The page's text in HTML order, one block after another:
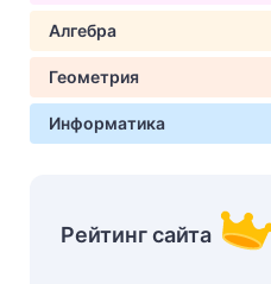
Алгебра
Геометрия
Информатика
Рейтинг сайта